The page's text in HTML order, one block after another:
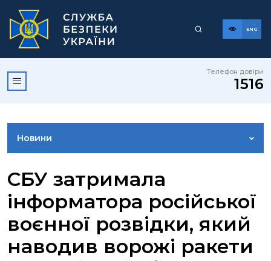
ENG
Телефон довіри
1516
Новини
ВІДЕОГАЛЕРЕЯ
КОНТАКТИ ПРЕСЦЕНТРУ
СБУ затримала
інформатора російської
воєнної розвідки, який
наводив ворожі ракети